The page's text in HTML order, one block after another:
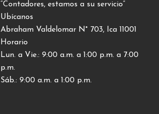
“Contadores, estamos a su servicio”
Ubícanos
Abraham Valdelomar N° 703, Ica 11001
Horario
Lun. a Vie.: 9:00 a.m. a 1:00 p.m. a 7:00
p.m.
Sáb.: 9:00 a.m. a 1:00 p.m.